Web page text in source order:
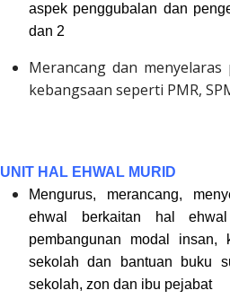
aspek penggubalan dan
dan 2
Merancang dan
kebangsaan seperti PMR,
UNIT HAL EHWAL MURID
Mengurus, merancang,
ehwal berkaitan hal
pembangunan modal insan,
sekolah dan bantuan buku
sekolah, zon dan ibu pejabat